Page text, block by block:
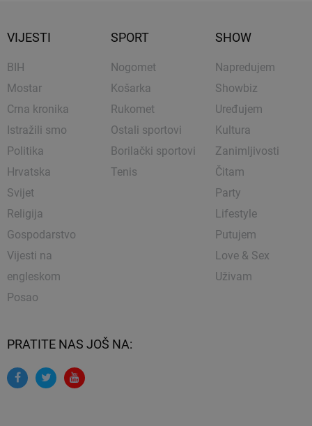
VIJESTI
BIH
Mostar
Crna kronika
Istražili smo
Politika
Hrvatska
Svijet
Religija
Gospodarstvo
Vijesti na
engleskom
Posao
SPORT
Nogomet
Košarka
Rukomet
Ostali sportovi
Borilački sportovi
Tenis
SHOW
Napredujem
Showbiz
Uređujem
Kultura
Zanimljivosti
Čitam
Party
Lifestyle
Putujem
Love & Sex
Uživam
PRATITE NAS JOŠ NA: